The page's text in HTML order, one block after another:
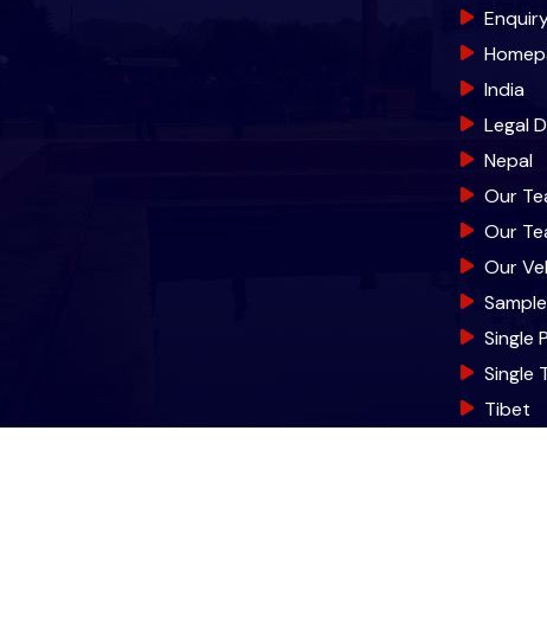
India
Legal
Nepal
Our
Our
Our
Single
Single
Tibet